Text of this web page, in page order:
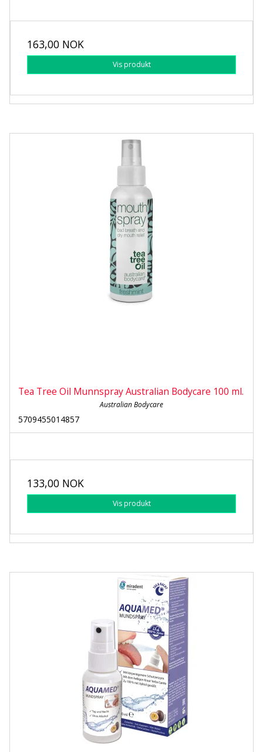
163,00 NOK
Vis produkt
Tea Tree Oil Munnspray Australian Bodycare 100 ml.
Australian Bodycare
5709455014857
133,00 NOK
Vis produkt